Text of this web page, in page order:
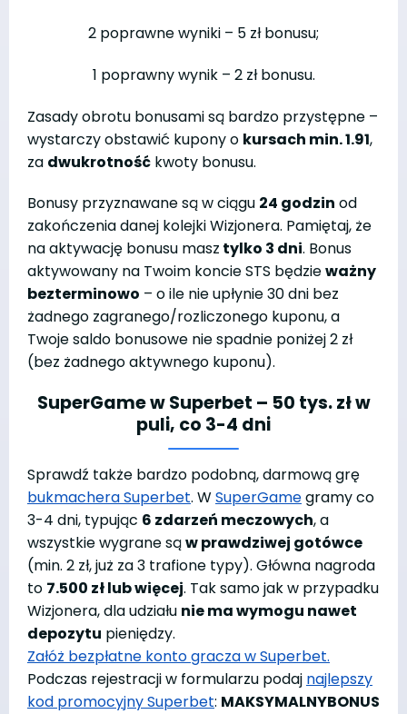
2 poprawne wyniki – 5 zł bonusu;
1 poprawny wynik – 2 zł bonusu.
Zasady obrotu bonusami są bardzo przystępne –
wystarczy obstawić kupony o kursach min. 1.91,
za dwukrotność kwoty bonusu.
Bonusy przyznawane są w ciągu 24 godzin od
zakończenia danej kolejki Wizjonera. Pamiętaj, że
na aktywację bonusu masz tylko 3 dni. Bonus
aktywowany na Twoim koncie STS będzieważny
bezterminowo – o ile nie upłynie 30 dni bez
żadnego zagranego/rozliczonego kuponu, a
Twoje saldo bonusowe nie spadnie poniżej 2 zł
(bez żadnego aktywnego kuponu).
SuperGame w Superbet – 50 tys. zł w
puli, co 3-4 dni
Sprawdź także bardzo podobną, darmową grę
bukmachera Superbet. WSuperGamegramy co
3-4 dni, typując 6 zdarzeń meczowych, a
wszystkie wygrane sąw prawdziwej gotówce
(min. 2 zł, już za 3 trafione typy). Główna nagroda
to 7.500 zł lub więcej. Tak samo jak w przypadku
Wizjonera, dla udziału nie ma wymogu nawet
depozytu pieniędzy.
Załóż bezpłatne konto gracza w Superbet.
Podczas rejestracji w formularzu podaj najlepszy
kod promocyjny Superbet: MAKSYMALNYBONUS